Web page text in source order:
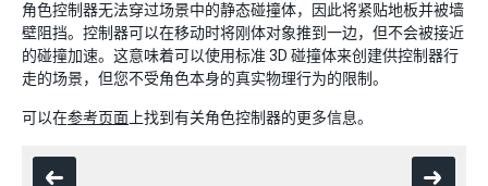
角色控制器无法穿过场景中的静态碰撞体，因此将紧贴地板并被墙
壁阻挡。控制器可以在移动时将刚体对象推到一边，但不会被接近
的碰撞加速。这意味着可以使用标准 3D 碰撞体来创建供控制器行
走的场景，但您不受角色本身的真实物理行为的限制。
可以在参考页面 上找到有关角色控制器的更多信息。